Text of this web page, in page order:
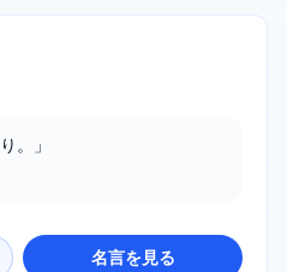
。 」
名言を見る